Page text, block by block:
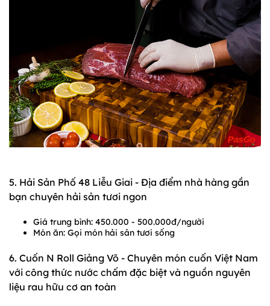
5. Hải Sản Phố 48 Liễu Giai - Địa điểm nhà hàng gần
bạn chuyên hải sản tươi ngon
Giá trung bình: 450.000 - 500.000đ/người
Món ăn: Gọi món hải sản tươi sống
6. Cuốn N Roll Giảng Võ - Chuyên món cuốn Việt Nam
với công thức nước chấm đặc biệt và nguồn nguyên
liệu rau hữu cơ an toàn